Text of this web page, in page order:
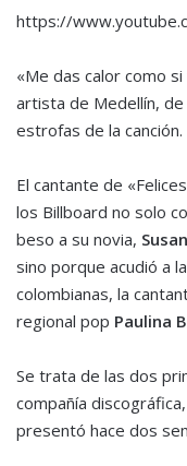
https://
«Me das calor como
artista de Medellín,
estrofas de la canción.
El cantante de
los Billboard no solo
beso a su novia,
sino porque acudió a
colombianas, la
regional pop Paulina B
Se trata de las dos
compañía discográfica,
presentó hace dos